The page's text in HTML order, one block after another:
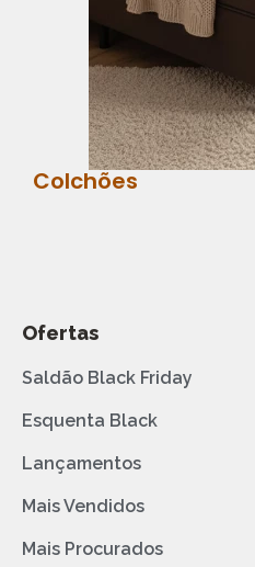
Colchões
Ofertas
Saldão Black Friday
Esquenta Black
Lançamentos
Mais Vendidos
Mais Procurados